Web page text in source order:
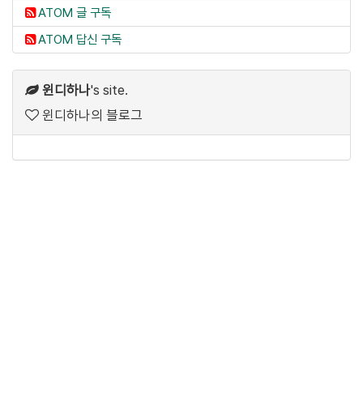
ATOM 글 구독
ATOM 답신 구독
윈디하나's site.
윈디하나의 블로그